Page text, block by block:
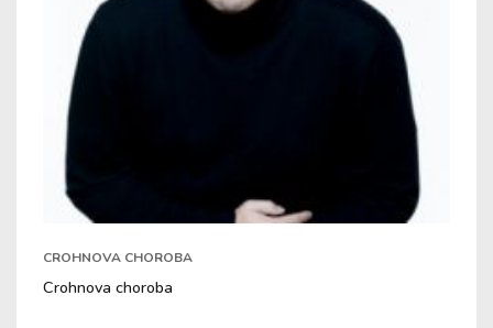
CROHNOVA CHOROBA
Crohnova choroba